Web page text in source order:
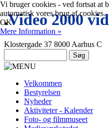
.Video 2000
Klostergade 37 8000 Aarhus C
Velkommen
Bestyrelsen
Nyheder
Aktiviteter - Kalender
Foto- og filmmuseet
Vi bruger cookies - ved fortsat at
automatisk vores brug af cookies.
OK
Mere Information »